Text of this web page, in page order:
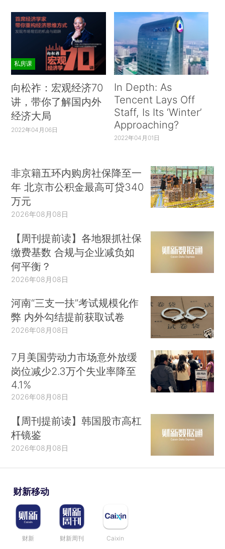
私房课
向松祚：宏观经济70
讲，带你了解国内外
经济大局
2022年04月06日
In Depth: As
Tencent Lays Off
Staff, Is Its ‘Winter’
Approaching?
2022年04月01日
非京籍五环内购房社保降至一
年 北京市公积金最高可贷340
万元
2026年08月08日
【周刊提前读】各地狠抓社保
缴费基数 合规与企业减负如
何平衡？
2026年08月08日
河南“三支一扶”考试规模化作
弊 内外勾结提前获取试卷
2026年08月08日
7月美国劳动力市场意外放缓
岗位减少2.3万个失业率降至
4.1%
2026年08月08日
【周刊提前读】韩国股市高杠
杆镜鉴
2026年08月08日
财新移动
财新 财新周刊 Caixin